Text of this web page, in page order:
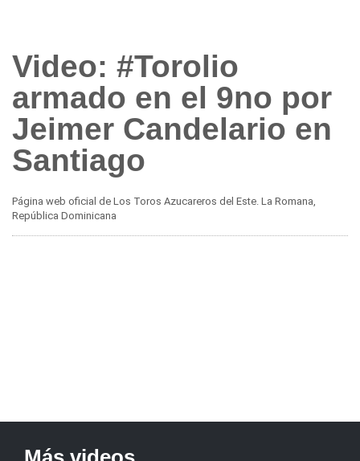
Video: #Torolio
armado en el 9no por
Jeimer Candelario en
Santiago
Página web oficial de Los Toros Azucareros del Este. La Romana,
República Dominicana